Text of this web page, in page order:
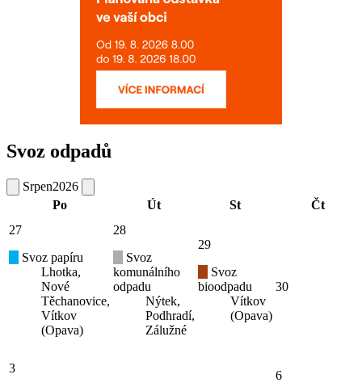
Svoz odpadů
Srpen2026
Po
Út St
Čt
27
Svoz papíru
Lhotka,
Nové
Těchanovice,
Vítkov
(Opava)
28
Svoz
komunálního
odpadu
Nýtek,
Podhradí,
Zálužné
29
Svoz
bioodpadu
Vítkov
(Opava)
30
3
6